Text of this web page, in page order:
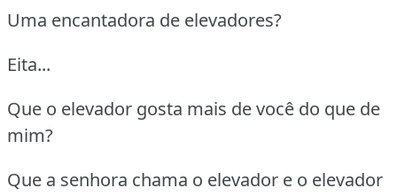
Uma encantadora de elevadores?
Eita...
Que o elevador gosta mais de você do que de
mim?
Que a senhora chama o elevador e o elevador